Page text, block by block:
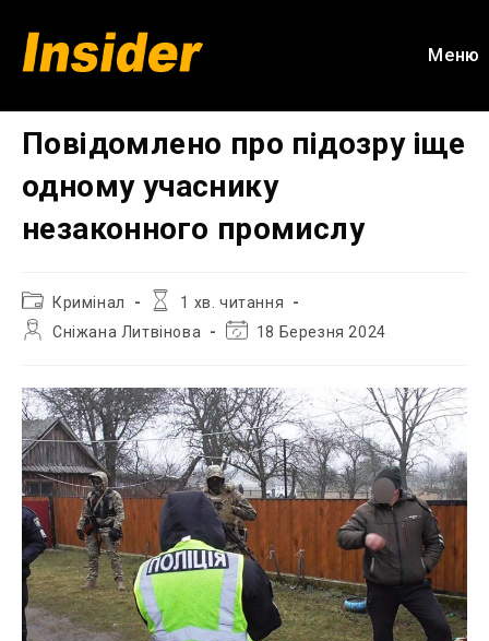
вмісту
Меню
Повідомлено про підозру іще
одному учаснику
незаконного промислу
Категорія
запису:
Кримінал
Час
1 хв. читання
АвторСніжана Литвінова
Остання18 Березня 2024